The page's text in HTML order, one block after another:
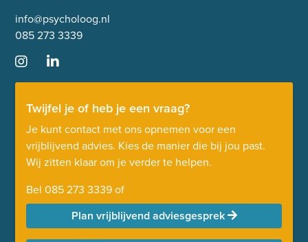
info@psycholoog.nl
085 273 3339
Twijfel je of heb je een vraag?
Je kunt contact met ons opnemen voor een
vrijblijvend advies. Kies de manier die bij jou past.
Wij zitten klaar om je verder te helpen.
Bel 085 273 3339of
Plan vrijblijvend adviesgesprek